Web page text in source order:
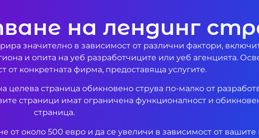
на лендинг
значително в зависимост от различни фактори,
и опита на уеб разработчиците или уеб агенцията.
от конкретната фирма, предоставяща услугите.
целева страница обикновено струва по-малко от
страници имат ограничена функционалност и
страница.
от около 500 евро и да се увеличи в зависимост от вашите